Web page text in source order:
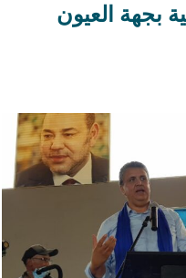
بجهة العيون